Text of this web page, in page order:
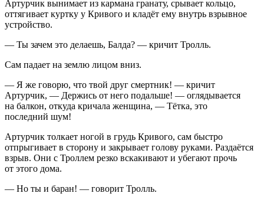
Артурчик вынимает из кармана гранату, срывает кольцо,
оттягивает куртку у Кривого и кладёт ему внутрь взрывное
устройство.
— Ты зачем это делаешь, Балда? — кричит Тролль.
Сам падает на землю лицом вниз.
— Я же говорю, что твой друг смертник! — кричит
Артурчик, — Держись от него подальше! — оглядывается
на балкон, откуда кричала женщина, — Тётка, это
последний шум!
Артурчик толкает ногой в грудь Кривого, сам быстро
отпрыгивает в сторону и закрывает голову руками. Раздаётся
взрыв. Они с Троллем резко вскакивают и убегают прочь
от этого дома.
— Но ты и баран! — говорит Тролль.